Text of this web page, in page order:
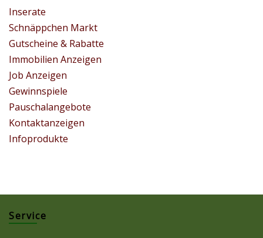
Inserate
Schnäppchen Markt
Gutscheine & Rabatte
Immobilien Anzeigen
Job Anzeigen
Gewinnspiele
Pauschalangebote
Kontaktanzeigen
Infoprodukte
Service